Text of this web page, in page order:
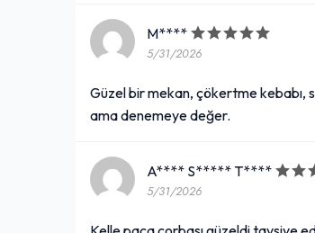
M****
5/31/2026
Güzel bir mekan, çökertme kebabı,
ama denemeye değer.
A**** S***** T****
5/31/2026